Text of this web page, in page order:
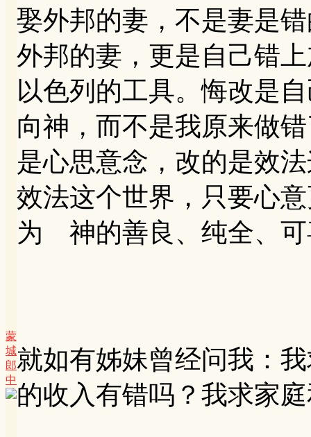
蒙
城
郎
中
娶外邦的妻，不是妻是
外邦的妻，更是自己错
以色列的工具。悔改是
向神，而不是我原来做
是心思意念，改的是效
效法这个世界，只要心
为 神的善良、纯全、可
就如有姊妹曾经问我：
的收入有错吗？我求家